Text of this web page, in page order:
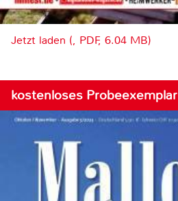
Jetzt laden (, PDF, 6.04 MB)
kostenloses Probeexemplar